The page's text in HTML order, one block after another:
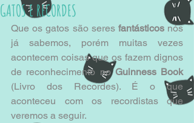
GATOS E RECORDES
Que os gatos são seres fantásticos nós
já sabemos, porém muitas vezes
acontecem coisas que os fazem dignos
de reconhecimento no Guinness Book
(Livro dos Recordes). É o que
aconteceu com os recordistas que
veremos a seguir.